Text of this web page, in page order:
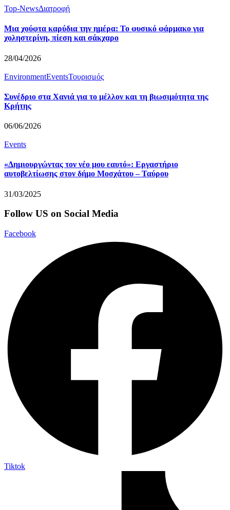
Top-NewsΔιατροφή
Μια χούφτα καρύδια την ημέρα: Το φυσικό φάρμακο για
χοληστερίνη, πίεση και σάκχαρο
28/04/2026
EnvironmentEventsΤουρισμός
Συνέδριο στα Χανιά για το μέλλον και τη βιωσιμότητα της
Κρήτης
06/06/2026
Events
«Δημιουργώντας τον νέο μου εαυτό»: Εργαστήριο
αυτοβελτίωσης στον δήμο Μοσχάτου – Ταύρου
31/03/2025
Follow US on Social Media
Facebook
Tiktok